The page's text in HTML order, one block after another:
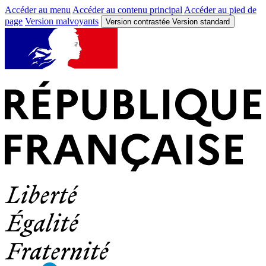
Accéder au menu Accéder au contenu principal Accéder au pied de
page Version malvoyants Version contrastée Version standard